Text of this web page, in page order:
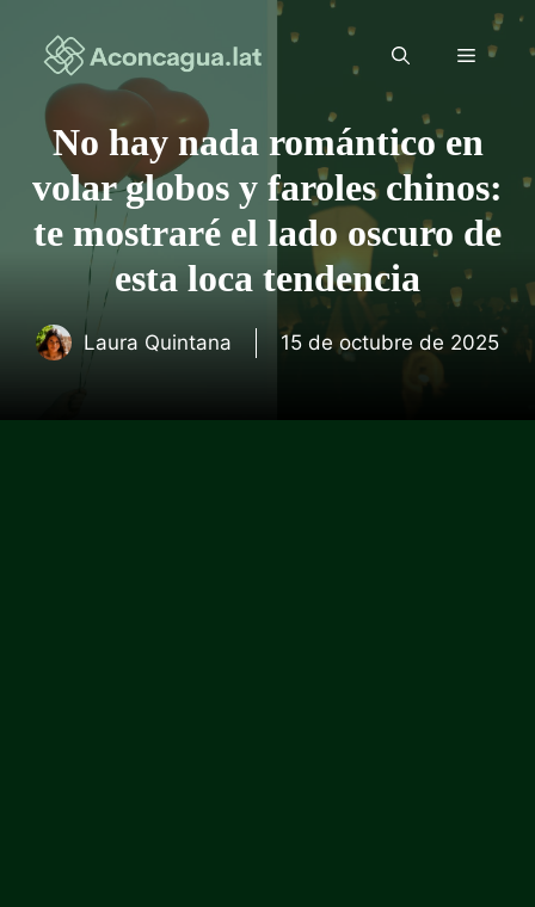
contenido
Menú
No hay nada romántico en
volar globos y faroles chinos:
te mostraré el lado oscuro de
esta loca tendencia
Laura Quintana 15 de octubre de 2025